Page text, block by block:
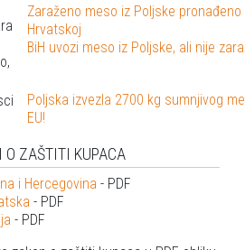
Zaraženo meso iz Poljske pronađeno
Hrvatskoj
BiH uvozi meso iz Poljske, ali nije
Poljska izvezla 2700 kg sumnjivog
EU!
O ZAŠTITI KUPACA
i Hercegovina - PDF
- PDF
- PDF